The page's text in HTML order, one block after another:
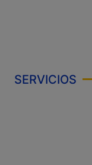
SERVICIOS